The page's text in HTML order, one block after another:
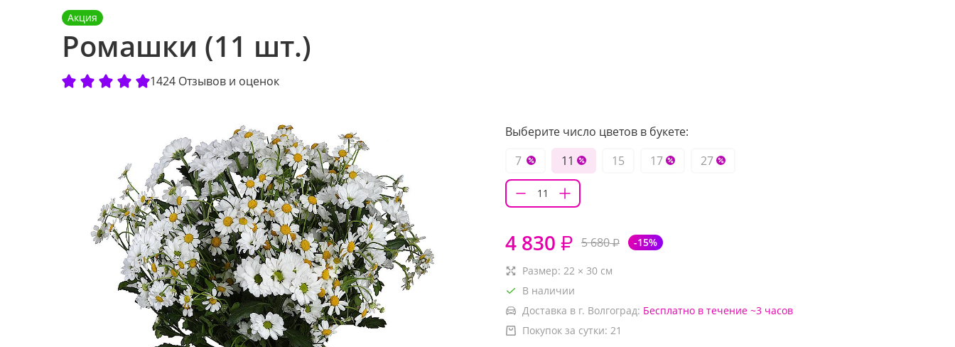
Акция
Ромашки (11 шт.)
1424 Отзывов и оценок
Выберите число цветов в букете:
7
11 15 17 27
4 830 ₽ 5 680₽ -15%
Размер: 22 × 30 см
В наличии
Доставка в г. Волгоград: Бесплатно в течение ~3 часов
Покупок за сутки: 21